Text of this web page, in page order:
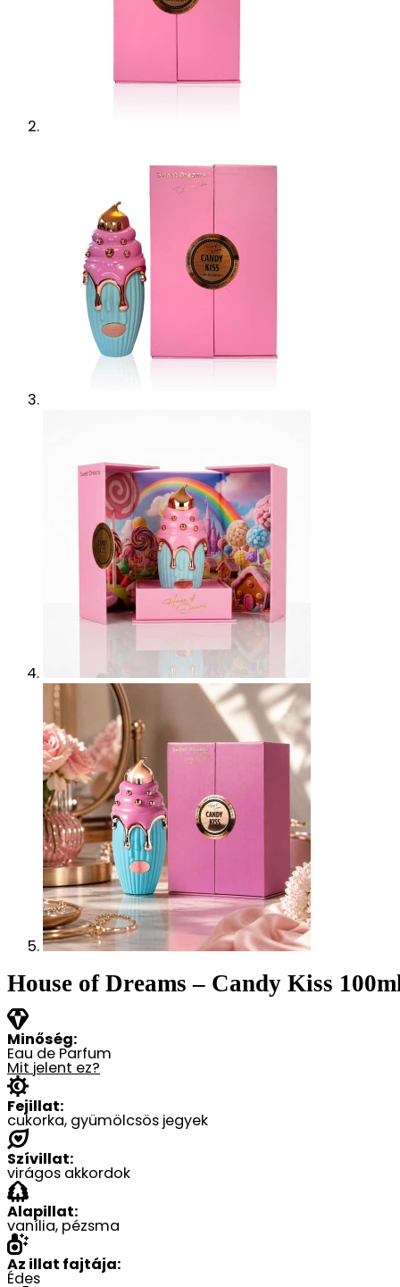
House of Dreams – Candy Kiss
Minőség:
Eau de Parfum
Mit jelent ez?
Fejillat:
cukorka, gyümölcsös jegyek
Szívillat:
virágos akkordok
Alapillat:
vanília, pézsma
Az illat fajtája:
Édes